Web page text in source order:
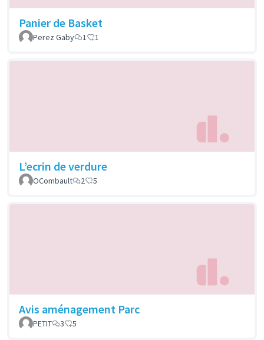
Panier de Basket
Perez Gaby 1 1
L’ecrin de verdure
OCombault 2 5
Avis aménagement Parc
PETIT 3 5